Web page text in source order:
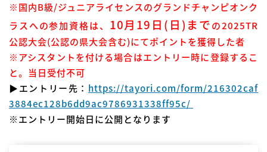
※国内B級/ジュニアライセンスのグランドチャンピオンク
ラスへの参加資格は、 10月19日(日)までの2025TR
公認大会(公認の県大会含む)にてポイントを獲得した者
※アシスタントを付ける場合はエントリー時に登録するこ
と。当日受付不可
▶エントリー先： https://tayori.com/form/216302caf
3884ec128b6dd9ac9786931338ff95c/
※エントリー開始日に公開となります